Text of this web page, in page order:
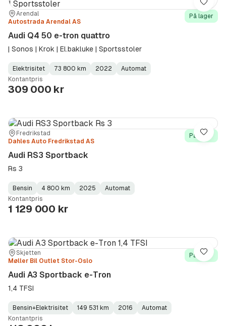
Sted:
Arendal
Forhandler:
Autostrada Arendal AS
På lager
Audi Q4 50 e-tron quattro
| Sonos | Krok | El.bakluke | Sportsstoler
Fuel
Type:
Elektrisitet
Kilometerstand:
73 800 km
Model
Year:
2022
Gearbox
Type:
Automat
Kontantpris
309 000 kr
Lagre
Sted:Fredrikstad
Forhandler:
Dahles Auto Fredrikstad AS
På lager
Audi RS3 Sportback
Rs 3
Fuel
Type:
Bensin
Kilometerstand:
4 800 km
Model
Year:
2025
Gearbox
Type:
Automat
Kontantpris
1 129 000 kr
Lagre
Sted:
Skjetten
Forhandler:
Møller Bil Outlet Stor-Oslo
På lager
Audi A3 Sportback e-Tron
1,4 TFSI
Fuel
Type:
Bensin+Elektrisitet
Kilometerstand: 149 531 km
Model
Year:
2016
Gearbox
Type:
Automat
Kontantpris
Lagre